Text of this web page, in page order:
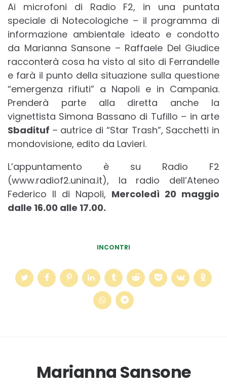
Ai microfoni di Radio F2, in una puntata
speciale di Notecologiche – il programma di
informazione ambientale ideato e condotto
da Marianna Sansone – Raffaele Del Giudice
racconterà cosa ha visto al sito di Ferrandelle
e farà il punto della situazione sulla questione
“emergenza rifiuti” a Napoli e in Campania.
Prenderà parte alla diretta anche la
vignettista Simona Bassano di Tufillo – in arte
Sbadituf – autrice di “Star Trash”, Sacchetti in
mondovisione, edito da Lavieri.
L’appuntamento è su Radio F2
(www.radiof2.unina.it), la radio dell’Ateneo
Federico II di Napoli, Mercoledì 20 maggio
dalle 16.00 alle 17.00.
INCONTRI
Marianna Sansone